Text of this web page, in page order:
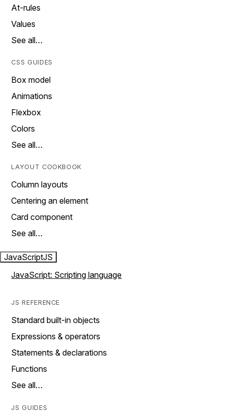
At-rules
Values
See all…
CSS GUIDES
Box model
Animations
Flexbox
Colors
See all…
LAYOUT COOKBOOK
Column layouts
Centering an element
Card component
See all…
JavaScriptJS
JavaScript: Scripting language
JS REFERENCE
Standard built-in objects
Expressions & operators
Statements & declarations
Functions
See all…
JS GUIDES